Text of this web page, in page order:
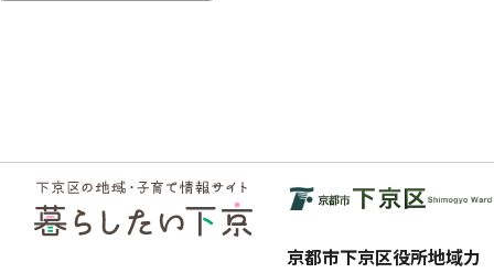
フッ
ター
京都市下京区役所地域力